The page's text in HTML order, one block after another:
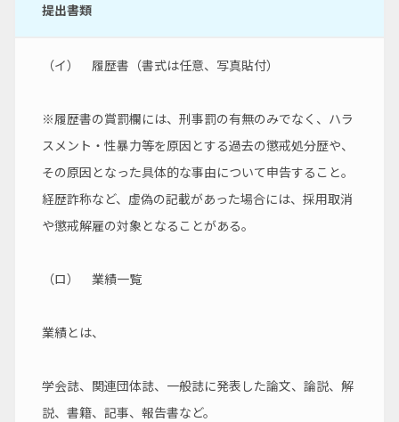
提出書類
（イ）　履歴書（書式は任意、写真貼付）
※履歴書の賞罰欄には、刑事罰の有無のみでなく、ハラ
スメント・性暴力等を原因とする過去の懲戒処分歴や、
その原因となった具体的な事由について申告すること。
経歴詐称など、虚偽の記載があった場合には、採用取消
や懲戒解雇の対象となることがある。
（ロ）　業績一覧
業績とは、
学会誌、関連団体誌、一般誌に発表した論文、論説、解
説、書籍、記事、報告書など。